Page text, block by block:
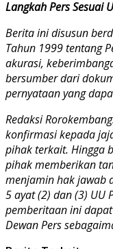
Langkah Pers Sesuai
Berita ini disusun
Tahun 1999 tentang
akurasi,
bersumber dari
pernyataan yang
Redaksi
konfirmasi kepada
pihak terkait. Hingga
pihak memberikan
menjamin hak jawab
5 ayat (2) dan (3) UU
pemberitaan ini
Dewan Pers